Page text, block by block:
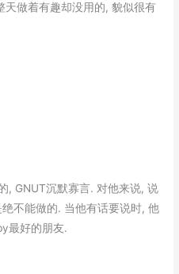
天做着有趣却没用的, 貌似很有
, GNUT沉默寡言. 对他来说, 说
不能做的. 当他有话要说时, 他
最好的朋友.